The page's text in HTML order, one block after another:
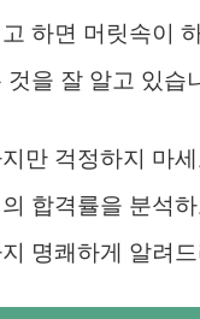
고 하면 머릿속이
것을 잘 알고 있습
만 걱정하지 마
합격률을 분석
명쾌하게 알려